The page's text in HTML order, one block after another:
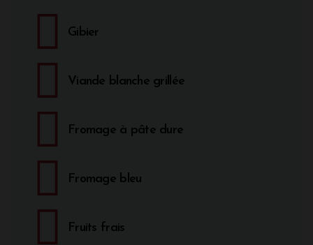
Gibier
Viande blanche grillée
Fromage à pâte dure
Fromage bleu
Fruits frais